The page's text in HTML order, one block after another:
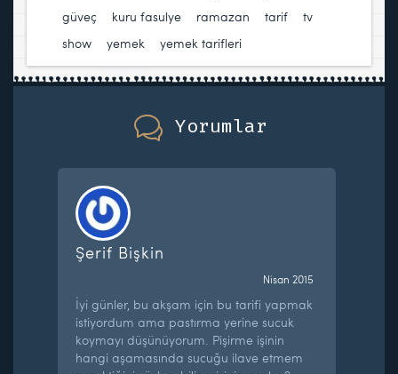
güveç
kuru fasulye ramazan tarif
tv
show
yemek yemek tarifleri
Yorumlar
Şerif Bişkin
Nisan 2015
İyi günler, bu akşam için bu tarifi yapmak
istiyordum ama pastırma yerine sucuk
koymayı düşünüyorum. Pişirme işinin
hangi aşamasında sucuğu ilave etmem